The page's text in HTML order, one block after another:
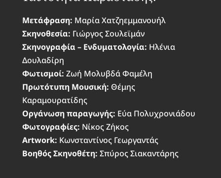
Μετάφραση: Μαρία Χατζηεμμανουήλ
Σκηνοθεσία: Γιώργος Σουλεϊμάν
Σκηνογραφία – Ενδυματολογία: Ηλένια
Δουλαδίρη
Φωτισμοί: Ζωή Μολυβδά Φαμέλη
Πρωτότυπη Μουσική: Θέμης
Καραμουρατίδης
Οργάνωση παραγωγής: Εύα Πολυχρονιάδου
Φωτογραφίες: Νίκος Ζήκος
Artwork: Κωνσταντίνος Γεωργαντάς
Βοηθός Σκηνοθέτη: Σπύρος Σιακαντάρης